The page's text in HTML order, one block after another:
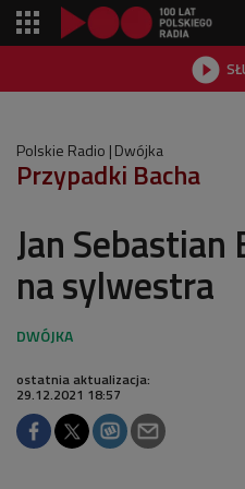

Polskie Radio Dwójka
Przypadki Bacha
Jan Sebastian
na sylwestra
ostatnia aktualizacja:
29.12.2021 18:57